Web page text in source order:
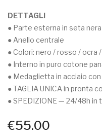
DETTAGLI
● Parte esterna in seta
● Anello centrale
● Colori: nero / rosso / ocra
● Interno in puro cotone
● Medaglietta in acciaio
● TAGLIA UNICA in pronta
● SPEDIZIONE — 24/48h in
€55.00